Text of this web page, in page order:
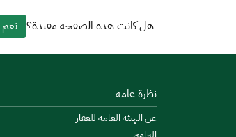
هل كانت هذه الصفحة مفيدة؟ نعم
نظرة عامة
عن الهيئة العامة للعقار